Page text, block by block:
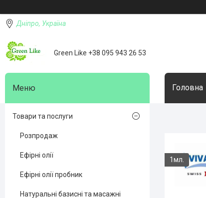
Дніпро, Україна
Green Like +38 095 943 26 53
Головна
1мл.
Товари та послуги
Розпродаж
Ефірні олії
Ефірні олії пробник
Натуральні базисні та масажні